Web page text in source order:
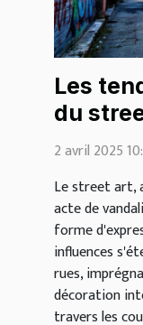
Les
du
impact
2 avril 2025
Le street art,
acte de
forme
influences
rues,
décoration
travers les